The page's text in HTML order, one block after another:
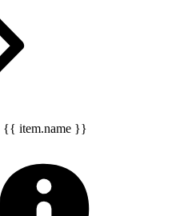
{{ item.name }}